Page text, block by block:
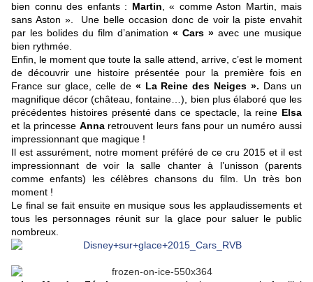
bien connu des enfants : Martin , « comme Aston Martin, mais
sans Aston ». Une belle occasion donc de voir la piste envahit
par les bolides du film d’animation « Cars » avec une musique
bien rythmée.
Enfin, le moment que toute la salle attend, arrive, c’est le moment
de découvrir une histoire présentée pour la première fois en
France sur glace, celle de « La Reine des Neiges ». Dans un
magnifique décor (château, fontaine…), bien plus élaboré que les
précédentes histoires présenté dans ce spectacle, la reine Elsa
et la princesse Annaretrouvent leurs fans pour un numéro aussi
impressionnant que magique !
Il est assurément, notre moment préféré de ce cru 2015 et il est
impressionnant de voir la salle chanter à l’unisson (parents
comme enfants) les célèbres chansons du film. Un très bon
moment !
Le final se fait ensuite en musique sous les applaudissements et
tous les personnages réunit sur la glace pour saluer le public
nombreux.